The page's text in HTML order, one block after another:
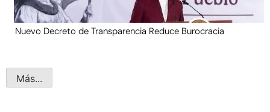
Nuevo Decreto de Transparencia Reduce Burocracia
Más...